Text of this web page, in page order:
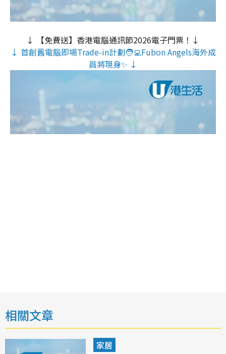
↓ 【免費送】香港電腦通訊節2026電子門票！↓
↓ 首創舊電腦即場Trade-in計劃🧑‍💻Fubon Angels海外成
員將現身✨ ↓
相關文章
家居